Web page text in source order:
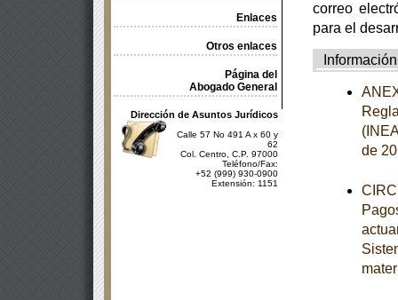
Enlaces
Otros enlaces
Página del
Abogado General
Dirección de Asuntos Jurídicos
Calle 57 No 491 A x 60 y
62
Col. Centro, C.P. 97000
Teléfono/Fax:
+52 (999) 930-0900
Extensión: 1151
correo
para el
Información
de